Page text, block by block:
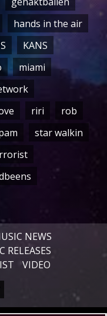
hands in the air
KANS
miami
riri
rob
star walkin
NEWS
RELEASES
VIDEO